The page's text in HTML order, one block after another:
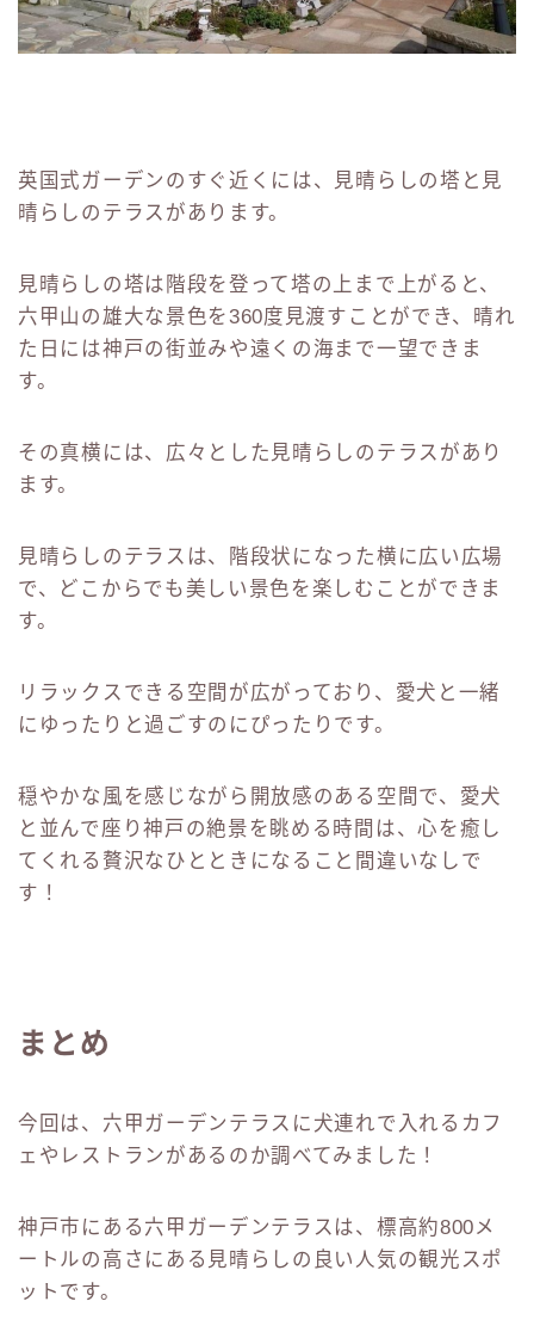
英国式ガーデンのすぐ近くには、見晴らしの塔と見
晴らしのテラスがあります。
見晴らしの塔は階段を登って塔の上まで上がると、
六甲山の雄大な景色を360度見渡すことができ、晴れ
た日には神戸の街並みや遠くの海まで一望できま
す。
その真横には、広々とした見晴らしのテラスがあり
ます。
見晴らしのテラスは、階段状になった横に広い広場
で、どこからでも美しい景色を楽しむことができま
す。
リラックスできる空間が広がっており、愛犬と一緒
にゆったりと過ごすのにぴったりです。
穏やかな風を感じながら開放感のある空間で、愛犬
と並んで座り神戸の絶景を眺める時間は、心を癒し
てくれる贅沢なひとときになること間違いなしで
す！
まとめ
今回は、六甲ガーデンテラスに犬連れで入れるカフ
ェやレストランがあるのか調べてみました！
神戸市にある六甲ガーデンテラスは、標高約800メ
ートルの高さにある見晴らしの良い人気の観光スポ
ットです。